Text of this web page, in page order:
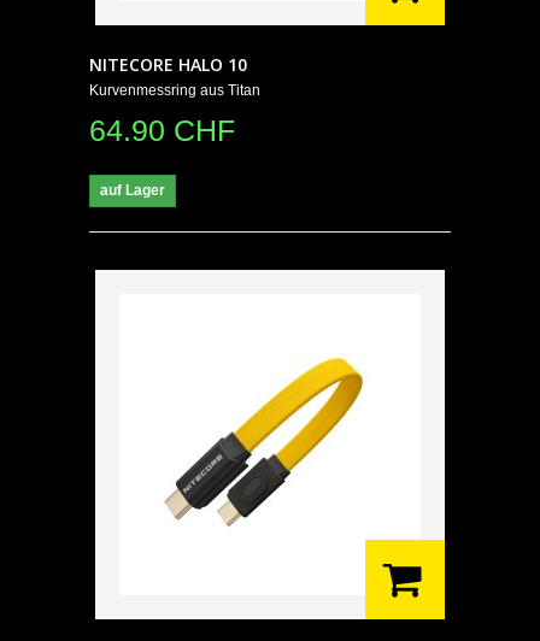
NITECORE HALO 10
Kurvenmessring aus Titan
64.90 CHF
auf Lager